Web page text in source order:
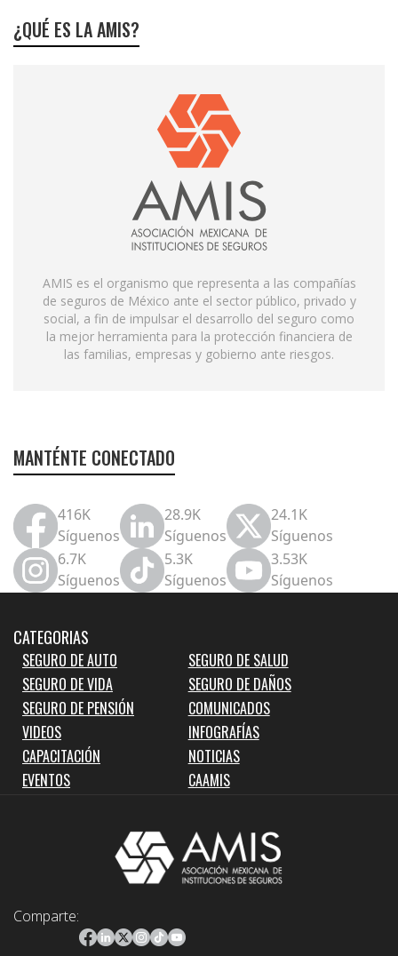
¿QUÉ ES LA AMIS?
AMIS es el organismo que representa a las compañías
de seguros de México ante el sector público, privado y
social, a fin de impulsar el desarrollo del seguro como
la mejor herramienta para la protección financiera de
las familias, empresas y gobierno ante riesgos.
MANTÉNTE CONECTADO
416K
Síguenos
28.9K
Síguenos
24.1K
Síguenos
6.7K
Síguenos
5.3K
Síguenos
3.53K
Síguenos
CATEGORIAS
SEGURO DE AUTO
SEGURO DE SALUD
SEGURO DE VIDA
SEGURO DE DAÑOS
SEGURO DE PENSIÓN
COMUNICADOS
VIDEOS
INFOGRAFÍAS
CAPACITACIÓN
NOTICIAS
EVENTOS
CAAMIS
Comparte: